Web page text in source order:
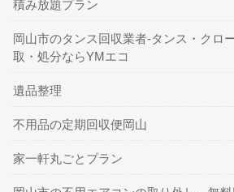
積み放題プラン
岡山市のタンス回収業者-タンス・クロ
取・処分ならYMエコ
遺品整理
不用品の定期回収便岡山
家一軒丸ごとプラン